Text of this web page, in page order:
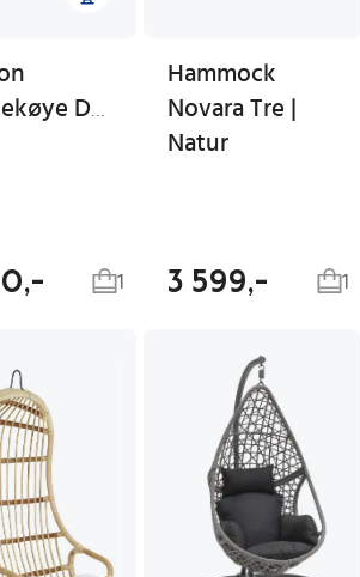
Double Taupe
1
Hammock
Novara Tre |
Natur
3 599,- 1